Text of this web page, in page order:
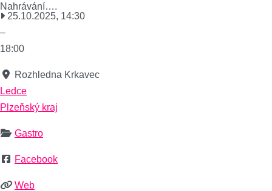
Nahrávání….
25.10.2025, 14:30
–
18:00
Rozhledna Krkavec
Ledce
Plzeňský kraj
Gastro
Facebook
Web